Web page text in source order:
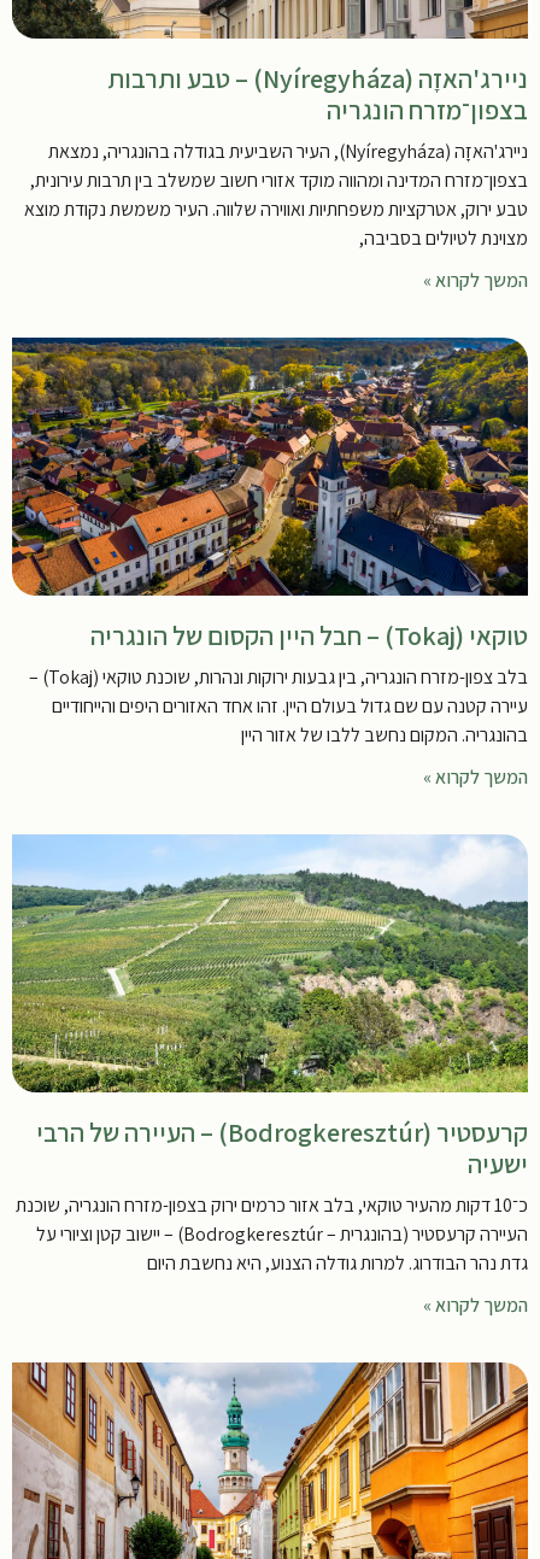
ניירג'האזָה (Nyíregyháza) – טבע ותרבות
בצפון־מזרח הונגריה
ניירג'האזָה (Nyíregyháza), העיר השביעית בגודלה בהונגריה, נמצאת
בצפון־מזרח המדינה ומהווה מוקד אזורי חשוב שמשלב בין תרבות עירונית,
טבע ירוק, אטרקציות משפחתיות ואווירה שלווה. העיר משמשת נקודת מוצא
מצוינת לטיולים בסביבה,
המשך לקרוא »
טוקאי (Tokaj) – חבל היין הקסום של הונגריה
בלב צפון-מזרח הונגריה, בין גבעות ירוקות ונהרות, שוכנת טוקאי (Tokaj) –
עיירה קטנה עם שם גדול בעולם היין. זהו אחד האזורים היפים והייחודיים
בהונגריה. המקום נחשב ללבו של אזור היין
המשך לקרוא »
קרעסטיר (Bodrogkeresztúr) – העיירה של הרבי
ישעיה
כ־10 דקות מהעיר טוקאי, בלב אזור כרמים ירוק בצפון-מזרח הונגריה, שוכנת
העיירה קרעסטיר (בהונגרית – Bodrogkeresztúr) – יישוב קטן וציורי על
גדת נהר הבודרוג. למרות גודלה הצנוע, היא נחשבת היום
המשך לקרוא »